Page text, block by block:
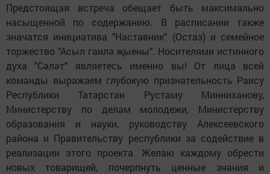
Предстоящая встреча обещает быть максимально
насыщенной по содержанию. В расписании также
значатся инициатива "Наставник" (Остаз) и семейное
торжество "Асыл гаилә җыены". Носителями истинного
духа "Сәләт" являетесь именно вы! От лица всей
команды выражаем глубокую признательность Раису
Республики Татарстан Рустаму Минниханову,
Министерству по делам молодежи, Министерству
образования и науки, руководству Алексеевского
района и Правительству республики за содействие в
реализации этого проекта. Желаю каждому обрести
новых товарищей, почерпнуть ценные знания и